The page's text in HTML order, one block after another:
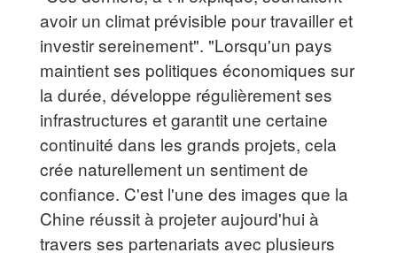
avoir un climat prévisible pour travailler et
investir sereinement". "Lorsqu'un pays
maintient ses politiques économiques sur
la durée, développe régulièrement ses
infrastructures et garantit une certaine
continuité dans les grands projets, cela
crée naturellement un sentiment de
confiance. C'est l'une des images que la
Chine réussit à projeter aujourd'hui à
travers ses partenariats avec plusieurs